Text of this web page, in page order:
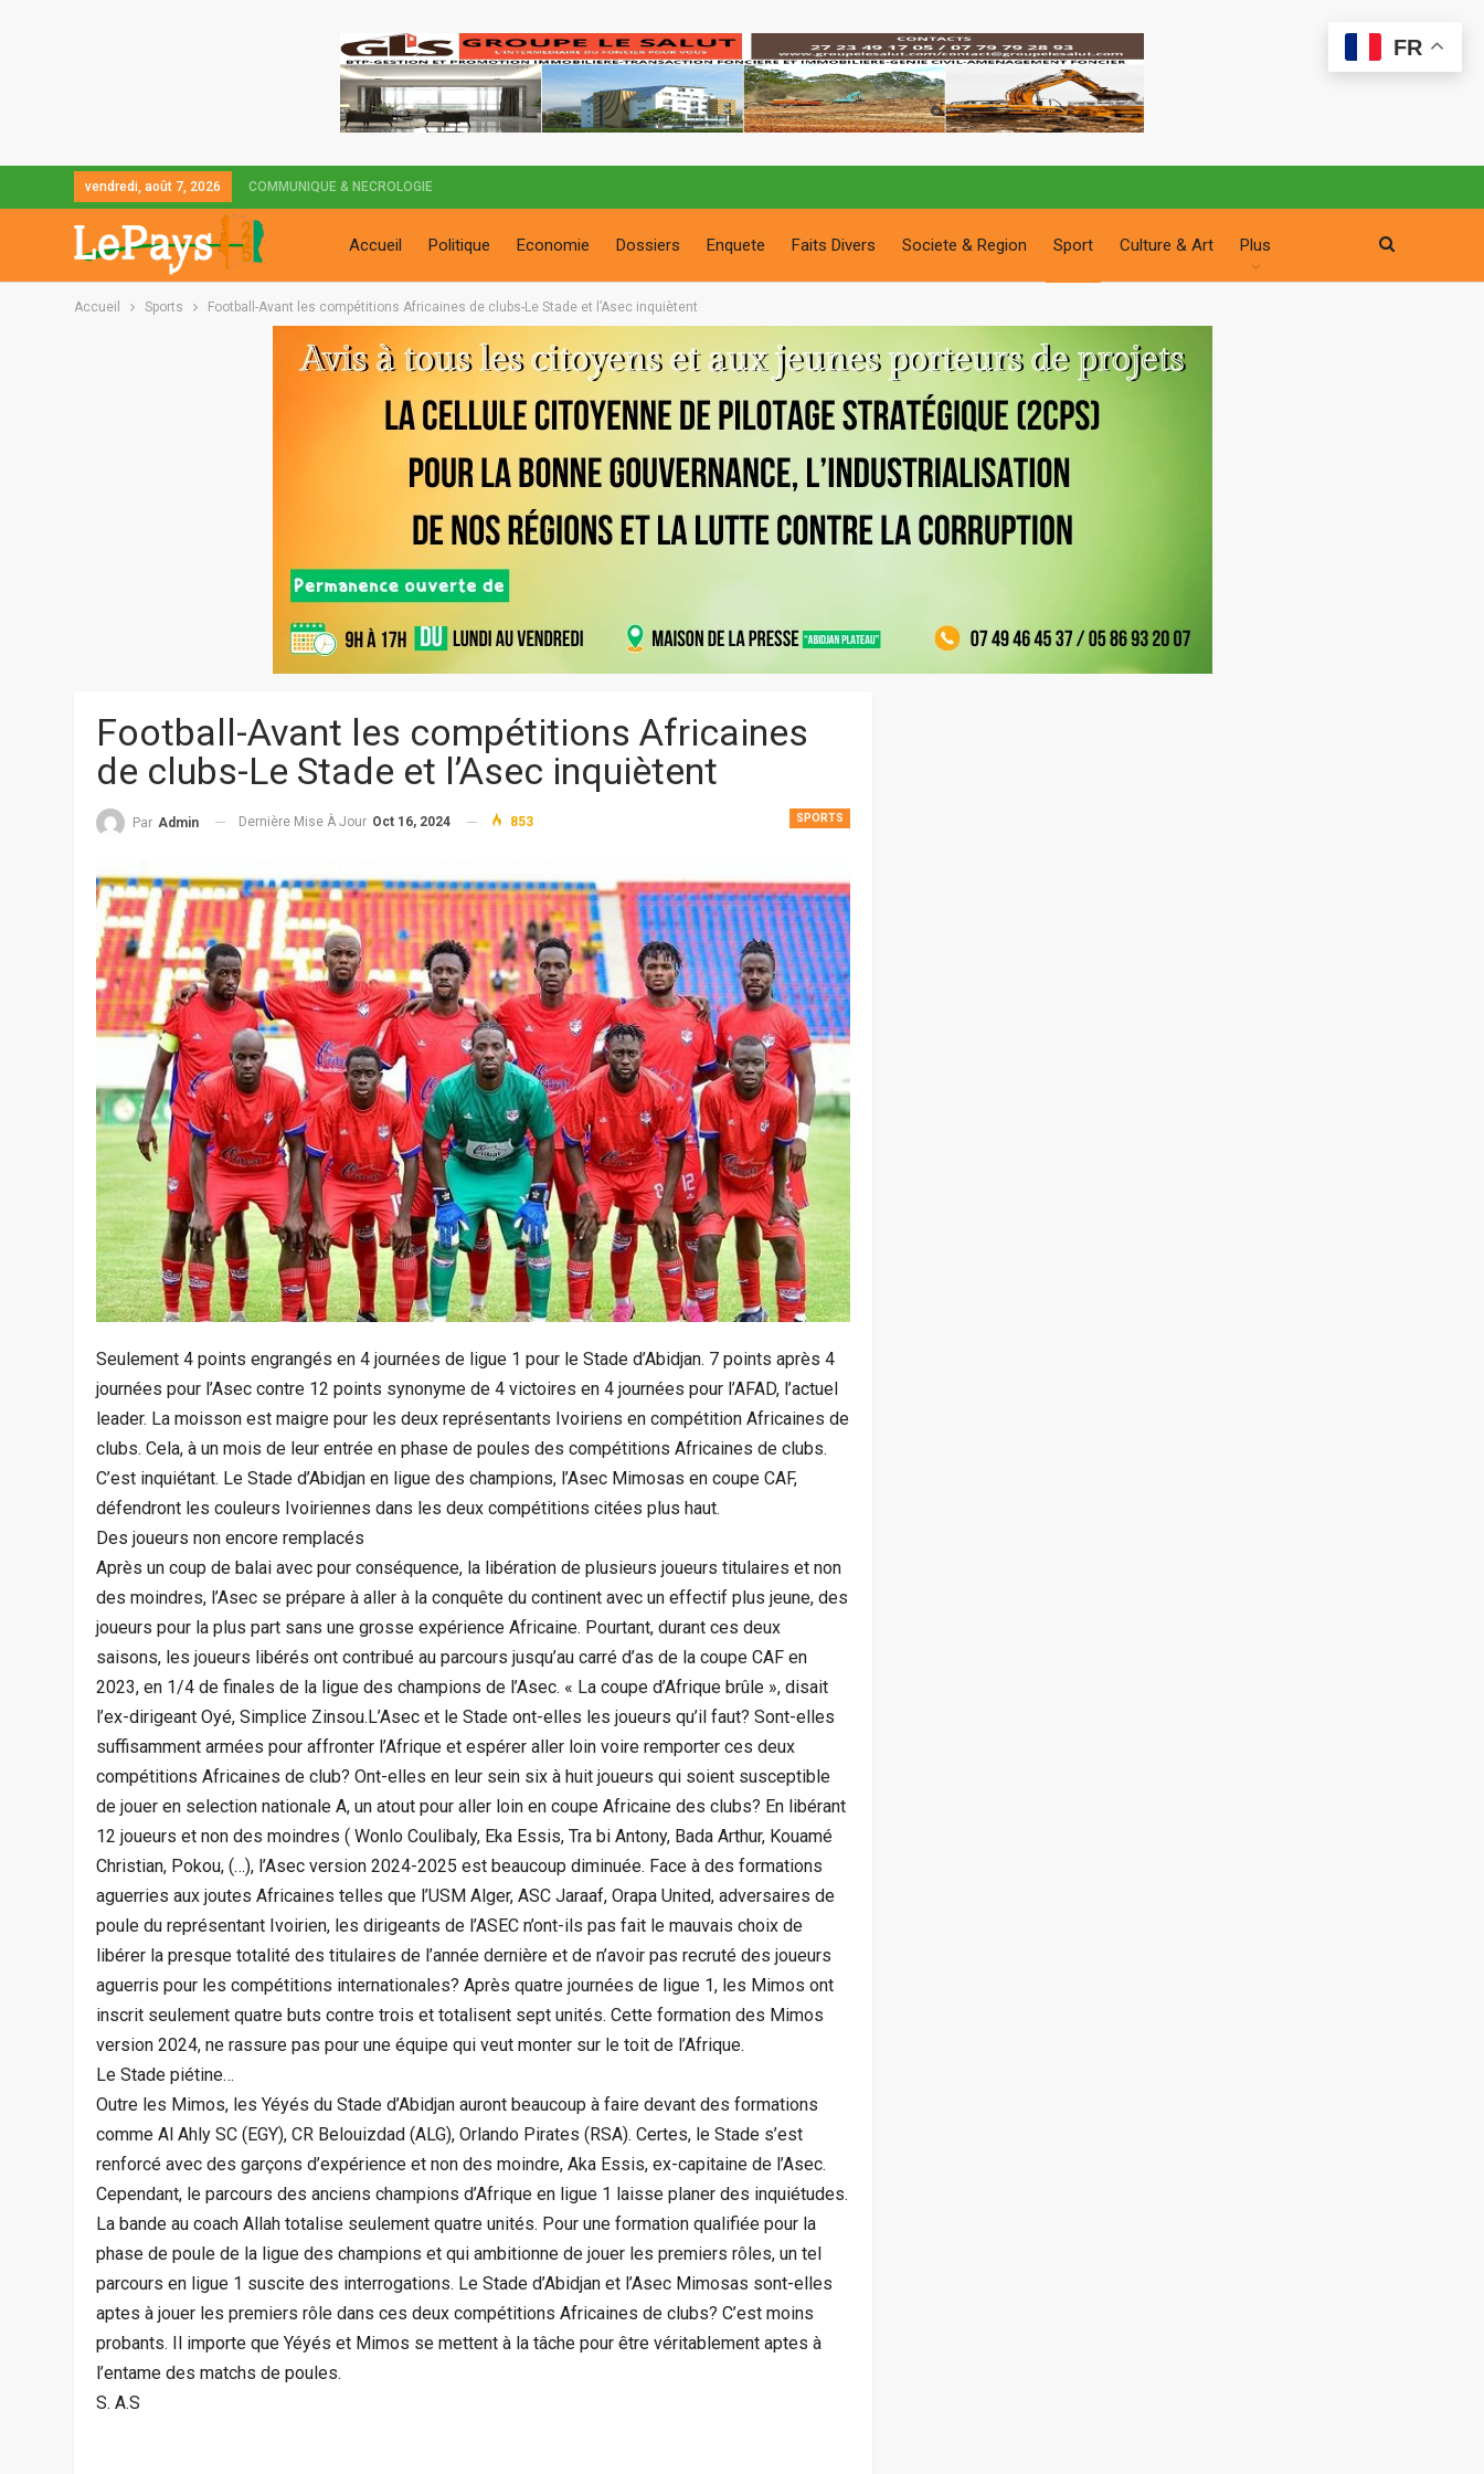
vendredi, août 7, 2026 COMMUNIQUE & NECROLOGIE
Accueil Politique Economie Dossiers Enquete Faits Divers Societe & Region Sport Culture & Art Plus
Accueil Sports Football-Avant les compétitions Africaines de clubs-Le Stade et l’Asec inquiètent
Football-Avant les compétitions Africaines
de clubs-Le Stade et l’Asec inquiètent
SPORTS
Par Admin Dernière Mise À Jour Oct 16, 2024 853
Seulement 4 points engrangés en 4 journées de ligue 1 pour le Stade d’Abidjan. 7 points après 4
journées pour l’Asec contre 12 points synonyme de 4 victoires en 4 journées pour l’AFAD, l’actuel
leader. La moisson est maigre pour les deux représentants Ivoiriens en compétition Africaines de
clubs. Cela, à un mois de leur entrée en phase de poules des compétitions Africaines de clubs.
C’est inquiétant. Le Stade d’Abidjan en ligue des champions, l’Asec Mimosas en coupe CAF,
défendront les couleurs Ivoiriennes dans les deux compétitions citées plus haut.
Des joueurs non encore remplacés
Après un coup de balai avec pour conséquence, la libération de plusieurs joueurs titulaires et non
des moindres, l’Asec se prépare à aller à la conquête du continent avec un effectif plus jeune, des
joueurs pour la plus part sans une grosse expérience Africaine. Pourtant, durant ces deux
saisons, les joueurs libérés ont contribué au parcours jusqu’au carré d’as de la coupe CAF en
2023, en 1/4 de finales de la ligue des champions de l’Asec. « La coupe d’Afrique brûle », disait
l’ex-dirigeant Oyé, Simplice Zinsou.L’Asec et le Stade ont-elles les joueurs qu’il faut? Sont-elles
suffisamment armées pour affronter l’Afrique et espérer aller loin voire remporter ces deux
compétitions Africaines de club? Ont-elles en leur sein six à huit joueurs qui soient susceptible
de jouer en selection nationale A, un atout pour aller loin en coupe Africaine des clubs? En libérant
12 joueurs et non des moindres ( Wonlo Coulibaly, Eka Essis, Tra bi Antony, Bada Arthur, Kouamé
Christian, Pokou, (…), l’Asec version 2024-2025 est beaucoup diminuée. Face à des formations
aguerries aux joutes Africaines telles que l’USM Alger, ASC Jaraaf, Orapa United, adversaires de
poule du représentant Ivoirien, les dirigeants de l’ASEC n’ont-ils pas fait le mauvais choix de
libérer la presque totalité des titulaires de l’année dernière et de n’avoir pas recruté des joueurs
aguerris pour les compétitions internationales? Après quatre journées de ligue 1, les Mimos ont
inscrit seulement quatre buts contre trois et totalisent sept unités. Cette formation des Mimos
version 2024, ne rassure pas pour une équipe qui veut monter sur le toit de l’Afrique.
Le Stade piétine…
Outre les Mimos, les Yéyés du Stade d’Abidjan auront beaucoup à faire devant des formations
comme Al Ahly SC (EGY), CR Belouizdad (ALG), Orlando Pirates (RSA). Certes, le Stade s’est
renforcé avec des garçons d’expérience et non des moindre, Aka Essis, ex-capitaine de l’Asec.
Cependant, le parcours des anciens champions d’Afrique en ligue 1 laisse planer des inquiétudes.
La bande au coach Allah totalise seulement quatre unités. Pour une formation qualifiée pour la
phase de poule de la ligue des champions et qui ambitionne de jouer les premiers rôles, un tel
parcours en ligue 1 suscite des interrogations. Le Stade d’Abidjan et l’Asec Mimosas sont-elles
aptes à jouer les premiers rôle dans ces deux compétitions Africaines de clubs? C’est moins
probants. Il importe que Yéyés et Mimos se mettent à la tâche pour être véritablement aptes à
l’entame des matchs de poules.
S. A.S
FR